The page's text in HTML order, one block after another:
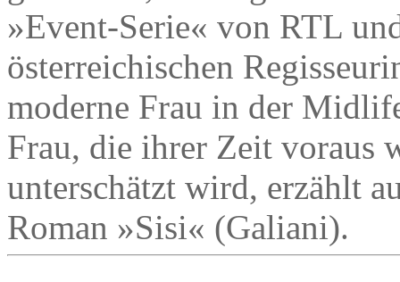
»Event-Serie« von RTL
österreichischen
moderne Frau in der
Frau, die ihrer Zeit voraus
unterschätzt wird, erzählt
Roman »Sisi« (Galiani).